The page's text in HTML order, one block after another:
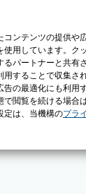
ンテンツの提供
用しています。
パートナーと共
することで収集
の最適化にも利
閲覧を続ける場
定は、当機構のプラ